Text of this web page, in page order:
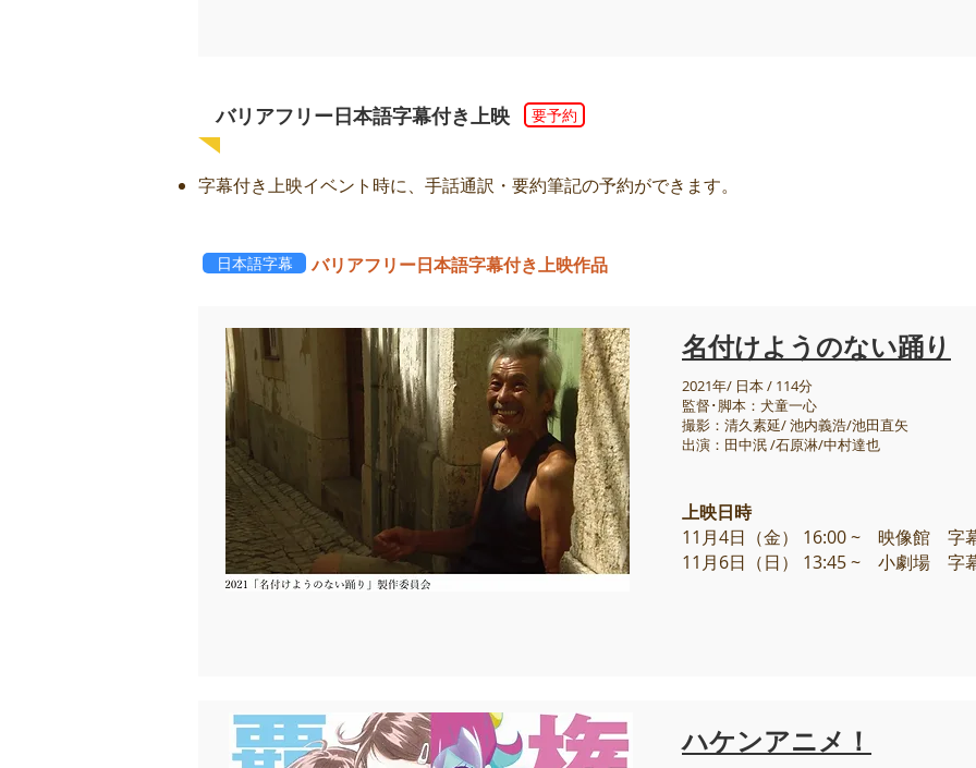
バリアフリー日本語字幕付き上映 要予約
字幕付き上映イベント時に、手話通訳・要約筆記の予約ができます。
日本語字幕 バリアフリー日本語字幕付き上映作品
名付けようのない踊り
2021年/ 日本 / 114分
監督･脚本：犬童一心
撮影：清久素延/ 池内義浩/池田直矢
出演：田中泯 /石原淋/中村達也
上映日時
11月4日（金） 16:00 ~ 映像館
11月6日（日） 13:45 ~ 小劇場
ハケンアニメ！